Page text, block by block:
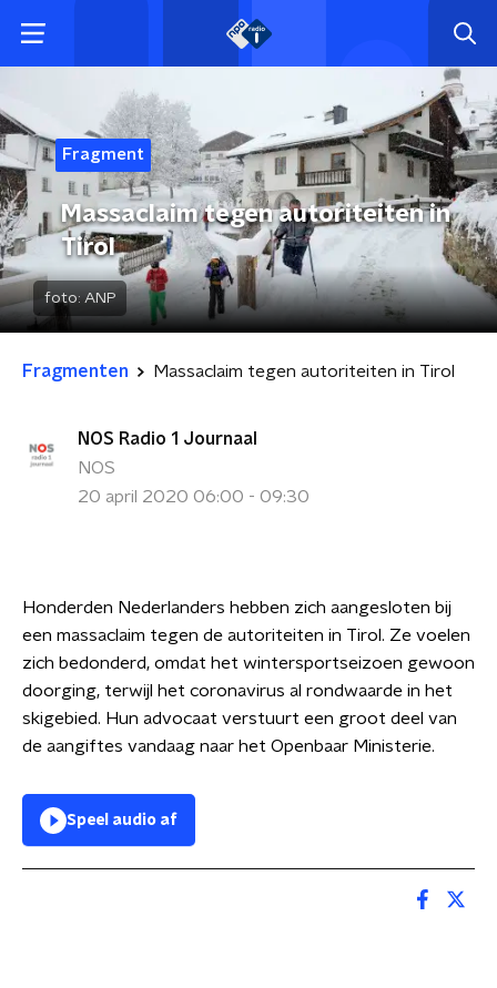
Fragment
Massaclaim tegen autoriteiten in
Tirol
foto: ANP
Fragmenten Massaclaim tegen autoriteiten in Tirol
NOS Radio 1 Journaal
NOS
20 april 2020 06:00 - 09:30
Honderden Nederlanders hebben zich aangesloten bij
een massaclaim tegen de autoriteiten in Tirol. Ze voelen
zich bedonderd, omdat het wintersportseizoen gewoon
doorging, terwijl het coronavirus al rondwaarde in het
skigebied. Hun advocaat verstuurt een groot deel van
de aangiftes vandaag naar het Openbaar Ministerie.
Speel audio af